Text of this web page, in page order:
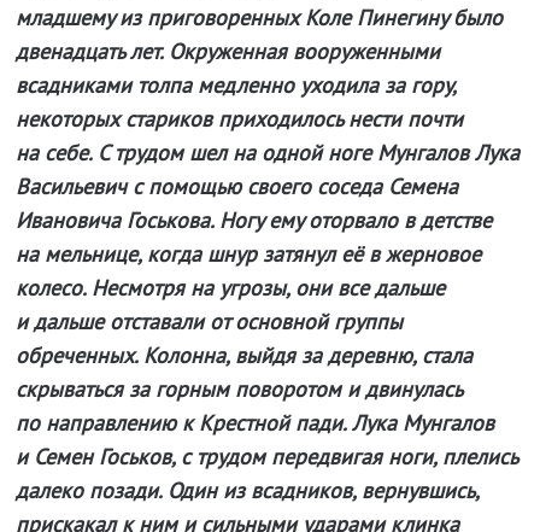
младшему из приговоренных Коле Пинегину было
двенадцать лет. Окруженная вооруженными
всадниками толпа медленно уходила за гору,
некоторых стариков приходилось нести почти
на себе. С трудом шел на одной ноге Мунгалов Лука
Васильевич с помощью своего соседа Семена
Ивановича Госькова. Ногу ему оторвало в детстве
на мельнице, когда шнур затянул её в жерновое
колесо. Несмотря на угрозы, они все дальше
и дальше отставали от основной группы
обреченных. Колонна, выйдя за деревню, стала
скрываться за горным поворотом и двинулась
по направлению к Крестной пади. Лука Мунгалов
и Семен Госьков, с трудом передвигая ноги, плелись
далеко позади. Один из всадников, вернувшись,
прискакал к ним и сильными ударами клинка